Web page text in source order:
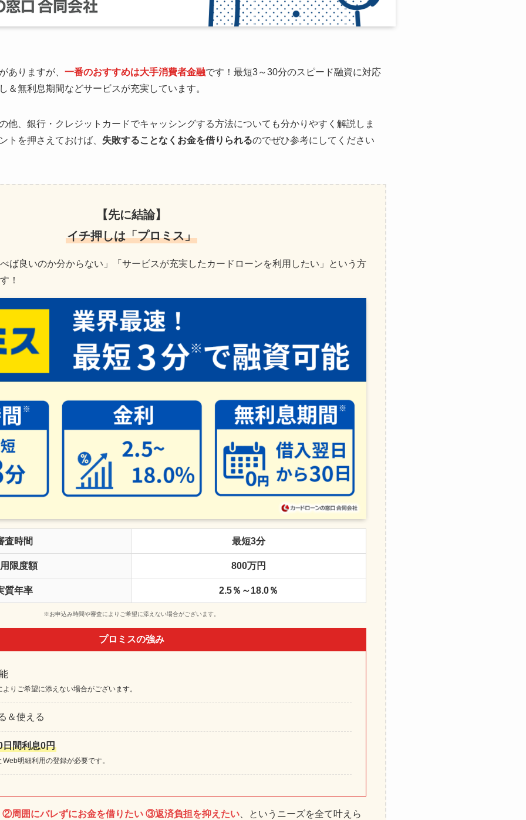
ありますが、 一番のおすすめは大手消費者金融です！最短3～30分のスピード融資に対応
＆無利息期間などサービスが充実しています。
他、銀行・クレジットカードでキャッシングする方法についても分かりやすく解説しま
トを押さえておけば、 失敗することなくお金を借りられるのでぜひ参考にしてください
【先に結論】
イチ押しは「プロミス」
ば良いのか分からない」「サービスが充実したカードローンを利用したい」という方
！
査時間 最短3分
限度額 800万円
質年率 2.5％～18.0％
※お申込み時間や審査によりご希望に添えない場合がございます。
プロミスの強み
りご希望に添えない場合がございます。
＆使える
日間利息0円
明細利用の登録が必要です。
周囲にバレずにお金を借りたい ③返済負担を抑えたい 、というニーズを全て叶えら